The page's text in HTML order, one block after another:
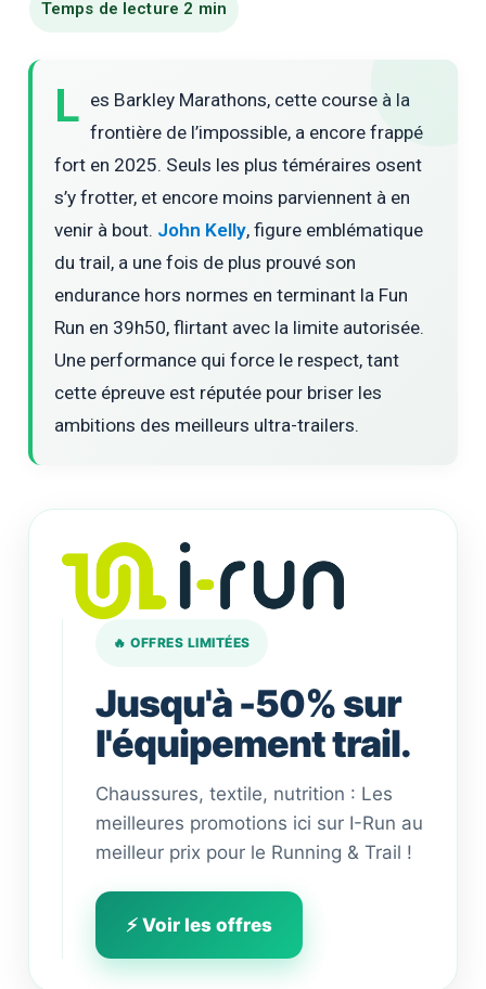
L es Barkley Marathons, cette course à la
frontière de l’impossible, a encore frappé
fort en 2025. Seuls les plus téméraires osent
s’y frotter, et encore moins parviennent à en
venir à bout. John Kelly, figure emblématique
du trail, a une fois de plus prouvé son
endurance hors normes en terminant la Fun
Run en 39h50, flirtant avec la limite autorisée.
Une performance qui force le respect, tant
cette épreuve est réputée pour briser les
ambitions des meilleurs ultra-trailers.
🔥 OFFRES LIMITÉES
Jusqu'à -50% sur
l'équipement trail.
Chaussures, textile, nutrition : Les
meilleures promotions ici sur I-Run au
meilleur prix pour le Running & Trail !
⚡ Voir les offres